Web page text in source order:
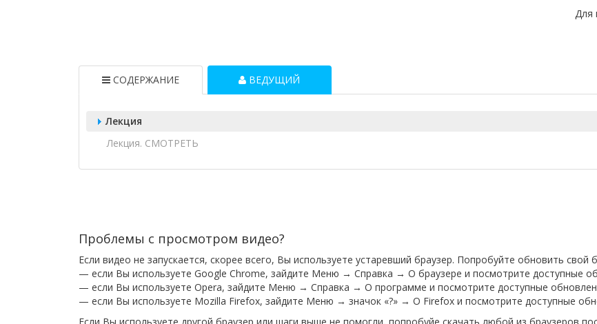
Для
СОДЕРЖАНИЕ ВЕДУЩИЙ
Лекция
Лекция. СМОТРЕТЬ
Проблемы с просмотром видео?
Если видео не запускается, скорее всего, Вы используете устаревший браузер. Попробуйте обновить свой
— если Вы используете Google Chrome, зайдите Меню → Справка → О браузере и посмотрите доступные
— если Вы используете Opera, зайдите Меню → Справка → О программе и посмотрите доступные
— если Вы используете Mozilla Firefox, зайдите Меню → значок «?» → О Firefox и посмотрите доступные